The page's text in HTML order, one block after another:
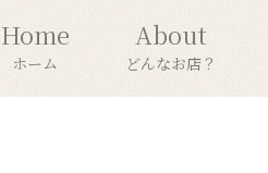
Home
ホーム
About
どんなお店？